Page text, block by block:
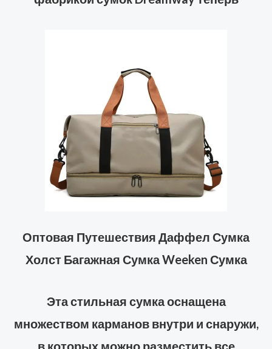
Оптовая Путешествия Даффел Сумка
Холст Багажная Сумка Weeken Сумка
Эта стильная сумка оснащена
множеством карманов внутри и снаружи,
в которых можно разместить все